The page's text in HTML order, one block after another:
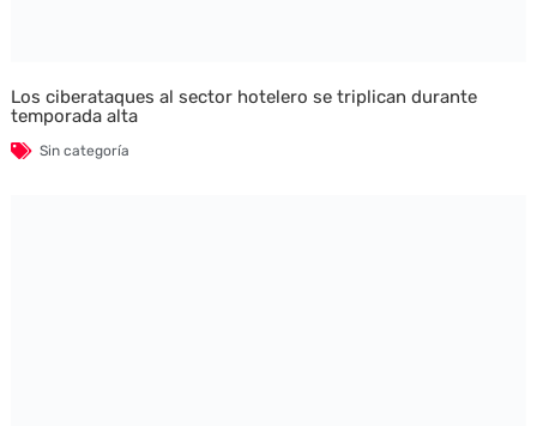
Los ciberataques al sector hotelero se triplican durante
temporada alta
Sin categoría